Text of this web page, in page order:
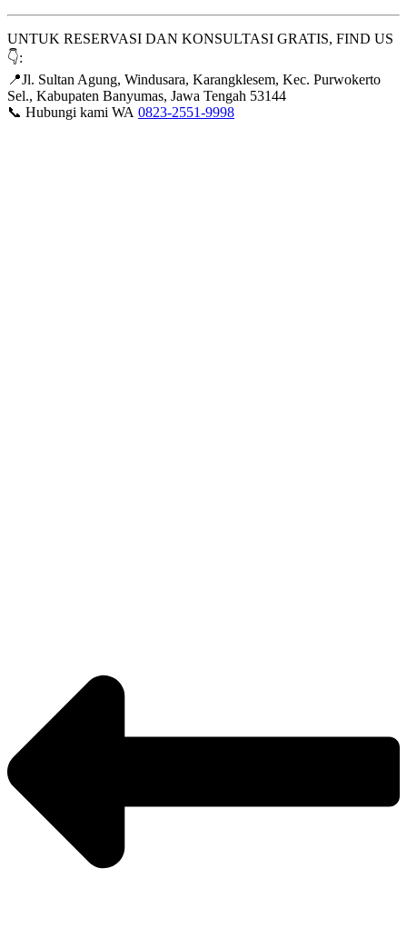
UNTUK RESERVASI DAN KONSULTASI GRATIS, FIND US
👇:
📍Jl. Sultan Agung, Windusara, Karangklesem, Kec. Purwokerto
Sel., Kabupaten Banyumas, Jawa Tengah 53144
📞 Hubungi kami WA 0823-2551-9998